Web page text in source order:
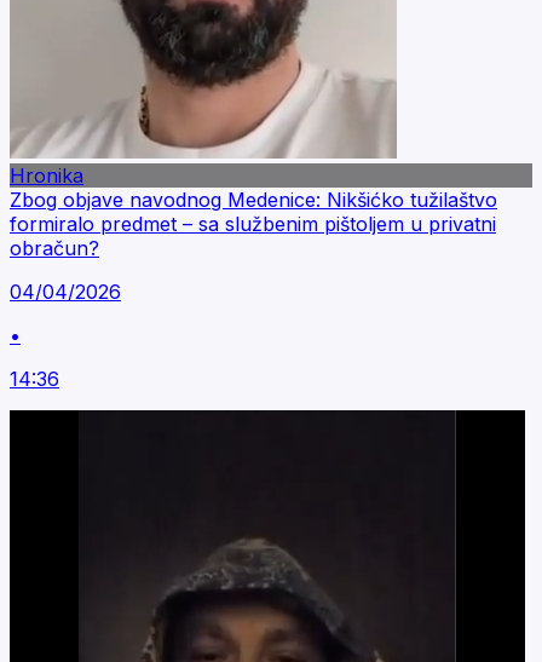
Hronika
Zbog objave navodnog Medenice: Nikšićko tužilaštvo
formiralo predmet – sa službenim pištoljem u privatni
obračun?
04/04/2026
•
14:36